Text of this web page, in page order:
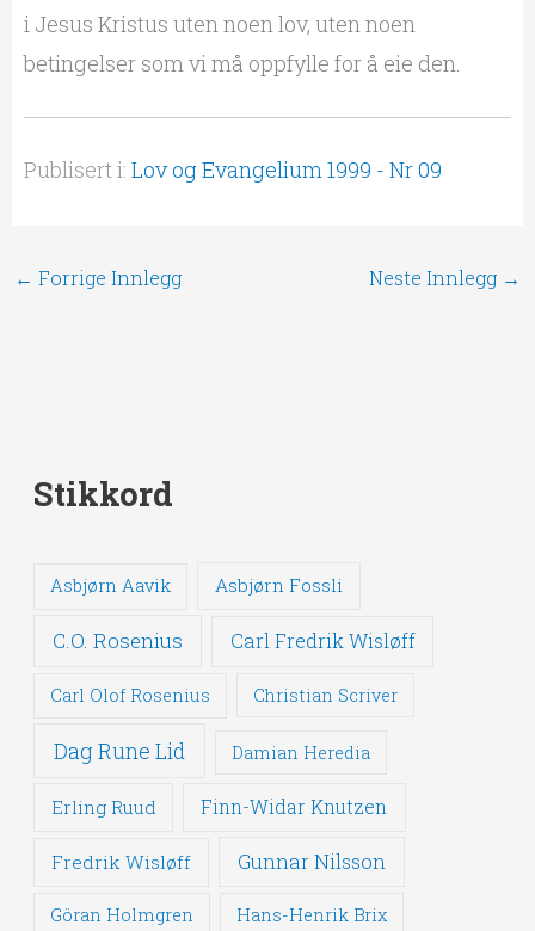
i Jesus Kristus uten noen lov, uten noen
betingelser som vi må oppfylle for å eie den.
Publisert i: Lov og Evangelium 1999 - Nr 09
← Forrige Innlegg Neste Innlegg →
Stikkord
Asbjørn Aavik Asbjørn Fossli
C.O. Rosenius Carl Fredrik Wisløff
Carl Olof Rosenius Christian Scriver
Dag Rune Lid Damian Heredia
Erling Ruud Finn-Widar Knutzen
Fredrik Wisløff Gunnar Nilsson
Göran Holmgren Hans-Henrik Brix